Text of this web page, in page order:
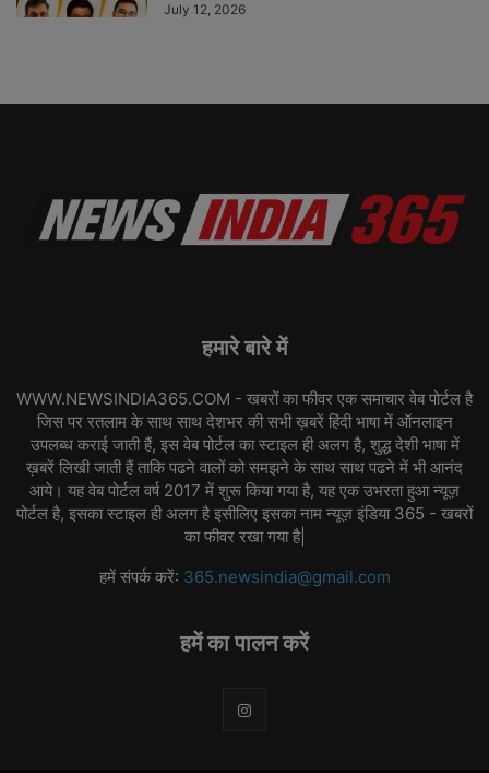
July 12, 2026
हमारे बारे में
WWW.NEWSINDIA365.COM - खबरों का फीवर एक समाचार वेब पोर्टल है
जिस पर रतलाम के साथ साथ देशभर की सभी ख़बरें हिंदी भाषा में ऑनलाइन
उपलब्ध कराई जाती हैं, इस वेब पोर्टल का स्टाइल ही अलग है, शुद्ध देशी भाषा में
ख़बरें लिखी जाती हैं ताकि पढने वालों को समझने के साथ साथ पढने में भी आनंद
आये। यह वेब पोर्टल वर्ष 2017 में शुरू किया गया है, यह एक उभरता हुआ न्यूज़
पोर्टल है, इसका स्टाइल ही अलग है इसीलिए इसका नाम न्यूज़ इंडिया 365 - खबरों
का फीवर रखा गया है|
हमें संपर्क करें: 365.newsindia@gmail.com
हमें का पालन करें